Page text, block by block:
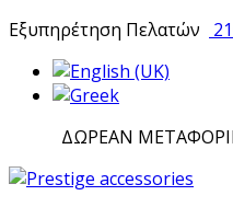
Εξυπηρέτηση Πελατών
ΔΩΡΕΑΝ